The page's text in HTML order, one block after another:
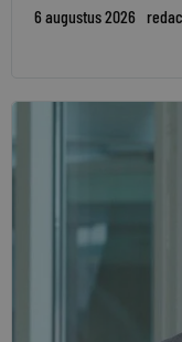
6 augustus 2026